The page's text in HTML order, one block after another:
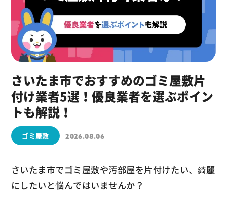
さいたま市でおすすめのゴミ屋敷片
付け業者5選！優良業者を選ぶポイン
トも解説！
ゴミ屋敷 2026.08.06
さいたま市でゴミ屋敷や汚部屋を片付けたい、綺麗
にしたいと悩んではいませんか？